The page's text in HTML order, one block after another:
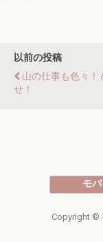
以前の投稿
山の仕事も色々！
せ！
モ
Copyright ©